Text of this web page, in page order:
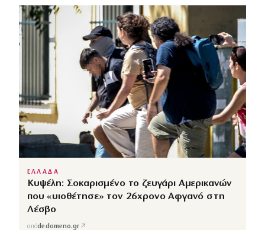
ΕΛΛΑΔΑ
Κυψέλη: Σοκαρισμένο το ζευγάρι Αμερικανών
που «υιοθέτησε» τον 26χρονο Αφγανό στη
Λέσβο
απόdedomeno.gr ↗